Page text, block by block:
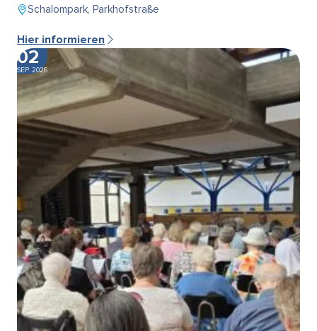
Schalompark, Parkhofstraße
Hier informieren
02
SEP. 2026